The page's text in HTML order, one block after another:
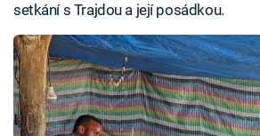
setkání s Trajdou a její posádkou.